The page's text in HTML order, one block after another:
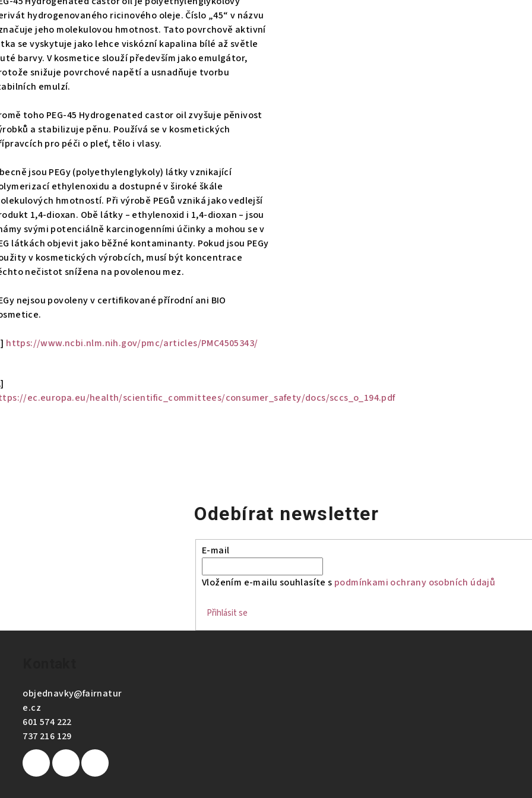
hydrogenovaného ricinového oleje. Číslo „45“ v názvu
jeho molekulovou hmotnost. Tato povrchově aktivní
se vyskytuje jako lehce viskózní kapalina bílé až světle
barvy. V kosmetice slouží především jako emulgátor,
snižuje povrchové napětí a usnadňuje tvorbu
emulzí.
toho PEG-45 Hydrogenated castor oil zvyšuje pěnivost
a stabilizuje pěnu. Používá se v kosmetických
pro péči o pleť, tělo i vlasy.
jsou PEGy (polyethylenglykoly) látky vznikající
ethylenoxidu a dostupné v široké škále
hmotností. Při výrobě PEGů vzniká jako vedlejší
1,4-dioxan. Obě látky – ethylenoxid i 1,4-dioxan – jsou
svými potenciálně karcinogenními účinky a mohou se v
látkách objevit jako běžné kontaminanty. Pokud jsou PEGy
v kosmetických výrobcích, musí být koncentrace
nečistot snížena na povolenou mez.
nejsou povoleny v certifikované přírodní ani BIO
https://www.ncbi.nlm.nih.gov/pmc/articles/PMC4505343/
ec.europa.eu/health/scientific_committees/consumer_safety/docs/sccs_o_194.pdf
Odebírat newsletter
E-mail
Vložením e-mailu souhlasíte s podmínkami ochrany osobních údajů
Přihlásit se
objednavky@fairnatur
e.cz
601 574 222
737 216 129